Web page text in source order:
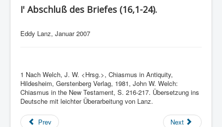
I' Abschluß des Briefes (16,1-24).
Eddy Lanz, Januar 2007
1 Nach Welch, J. W. <Hrsg.>, Chiasmus in Antiquity,
Hildesheim, Gerstenberg Verlag, 1981, John W. Welch:
Chiasmus in the New Testament, S. 216-217. Übersetzung ins
Deutsche mit leichter Überarbeitung von Lanz.
Prev Next